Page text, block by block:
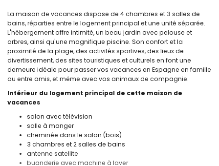
La maison de vacances dispose de 4 chambres et 3 salles de
bains, réparties entre le logement principal et une unité séparée.
L'hébergement offre intimité, un beau jardin avec pelouse et
arbres, ainsi qu'une magnifique piscine. Son confort et la
proximité de la plage, des activités sportives, des lieux de
divertissement, des sites touristiques et culturels en font une
demeure idéale pour passer vos vacances en Espagne en famille
ou entre amis, et même avec vos animaux de compagnie.
Intérieur du logement principal de cette maison de
vacances
salon avec télévision
salle à manger
cheminée dans le salon (bois)
3 chambres et 2 salles de bains
antenne satellite
buanderie avec machine à laver